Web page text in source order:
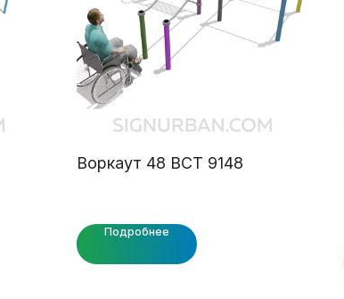
Воркаут 48 ВСТ 9148
Подробнее